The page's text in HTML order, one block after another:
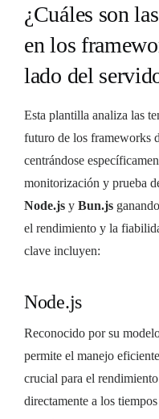
¿Cuáles son
en los
lado del
Esta plantilla analiza las
futuro de los frameworks
centrándose
monitorización y prueba
Node.js y Bun.js
el rendimiento y la
clave incluyen:
Node.js
Reconocido por su
permite el manejo
crucial para el
directamente a los